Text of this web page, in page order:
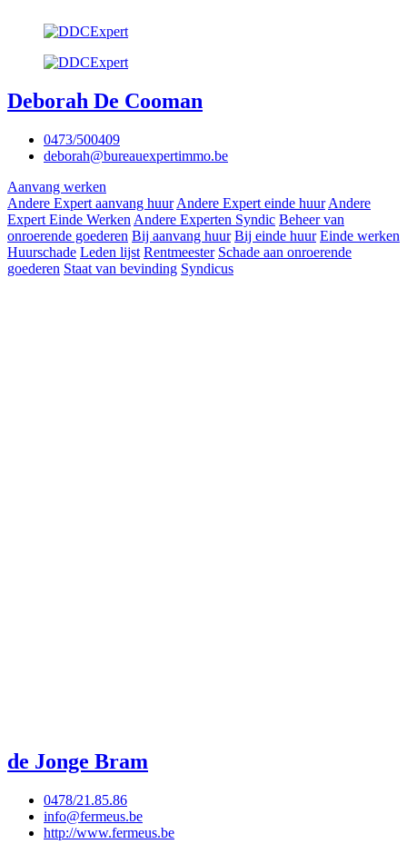
Deborah De Cooman
0473/500409
deborah@bureauexpertimmo.be
Aanvang werken
Andere Expert aanvang huur Andere Expert einde huur Andere
Expert Einde Werken Andere Experten Syndic Beheer van
onroerende goederen Bij aanvang huur Bij einde huur Einde werken
Huurschade Leden lijst Rentmeester Schade aan onroerende
goederen Staat van bevinding Syndicus
de Jonge Bram
0478/21.85.86
info@fermeus.be
http://www.fermeus.be